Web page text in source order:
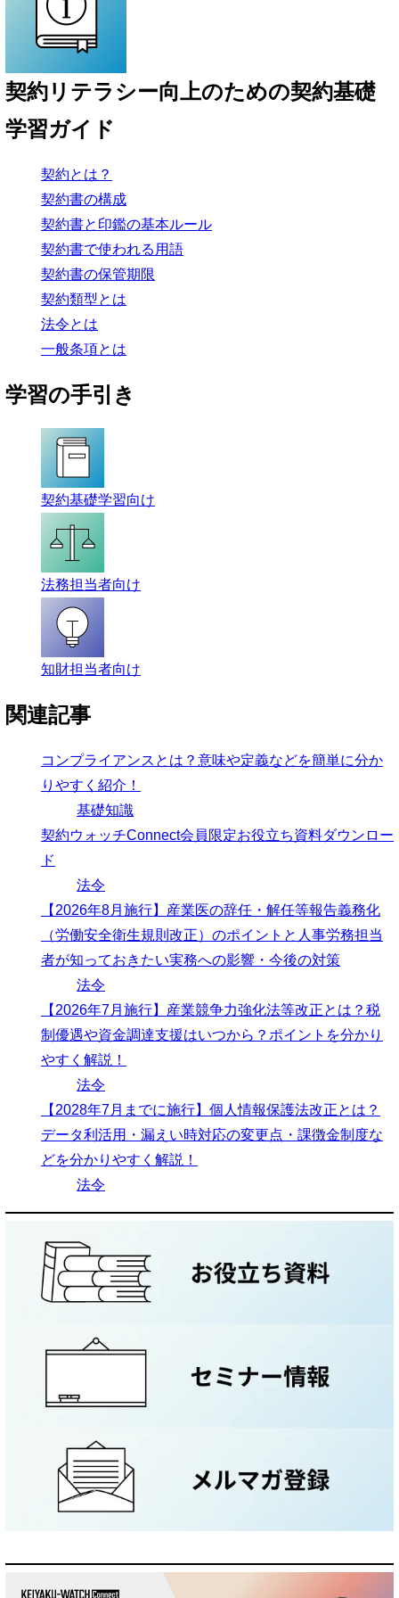
契約リテラシー向上のための契約基礎
学習ガイド
契約とは？
契約書の構成
契約書と印鑑の基本ルール
契約書で使われる用語
契約書の保管期限
契約類型とは
法令とは
一般条項とは
学習の手引き
契約基礎学習向け
法務担当者向け
知財担当者向け
関連記事
コンプライアンスとは？意味や定義などを簡単に分か
りやすく紹介！
基礎知識
契約ウォッチConnect会員限定お役立ち資料ダウンロー
ド
法令
【2026年8月施行】産業医の辞任・解任等報告義務化
（労働安全衛生規則改正）のポイントと人事労務担当
者が知っておきたい実務への影響・今後の対策
法令
【2026年7月施行】産業競争力強化法等改正とは？税
制優遇や資金調達支援はいつから？ポイントを分かり
やすく解説！
法令
【2028年7月までに施行】個人情報保護法改正とは？
データ利活用・漏えい時対応の変更点・課徴金制度な
どを分かりやすく解説！
法令